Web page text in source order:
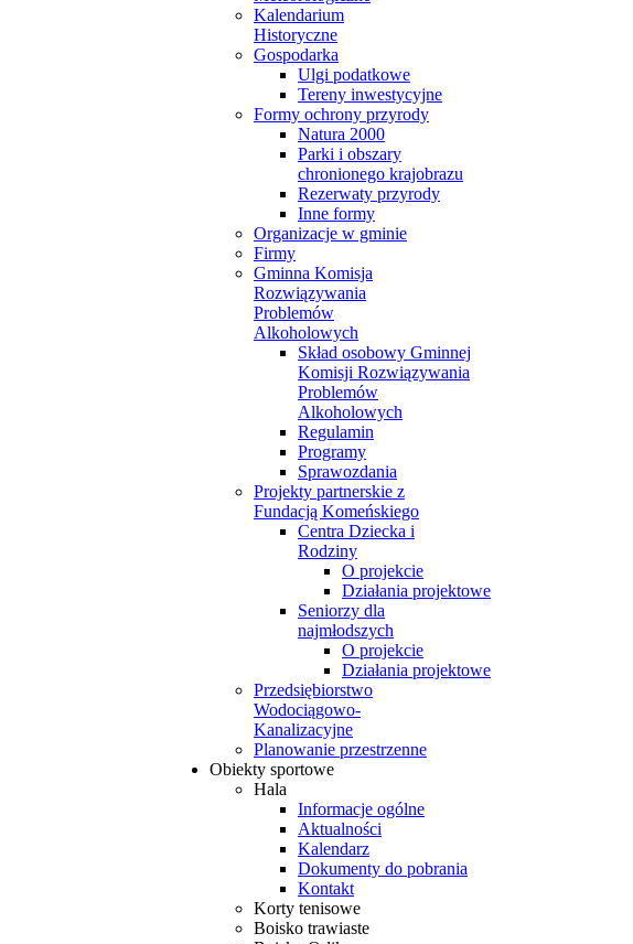
Kalendarium
Historyczne
Gospodarka
Ulgi podatkowe
Tereny inwestycyjne
Formy ochrony przyrody
Natura 2000
Parki i obszary
chronionego krajobrazu
Rezerwaty przyrody
Inne formy
Organizacje w gminie
Firmy
Gminna Komisja
Rozwiązywania
Problemów
Alkoholowych
Skład osobowy Gminnej
Komisji Rozwiązywania
Problemów
Alkoholowych
Regulamin
Programy
Sprawozdania
Projekty partnerskie z
Fundacją Komeńskiego
Centra Dziecka i
Rodziny
O projekcie
Działania projektowe
Seniorzy dla
najmłodszych
O projekcie
Działania projektowe
Przedsiębiorstwo
Wodociągowo-
Kanalizacyjne
Planowanie przestrzenne
Obiekty sportowe
Hala
Informacje ogólne
Aktualności
Kalendarz
Dokumenty do pobrania
Kontakt
Korty tenisowe
Boisko trawiaste